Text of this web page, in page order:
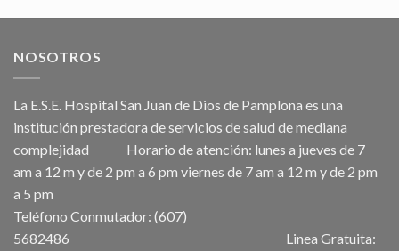
NOSOTROS
La E.S.E. Hospital San Juan de Dios de Pamplona es una
institución prestadora de servicios de salud de mediana
complejidad Horario de atención: lunes a jueves de 7
am a 12 m y de 2 pm a 6 pm viernes de 7 am a 12 m y de 2 pm
a 5 pm
Teléfono Conmutador: (607)
5682486 Linea Gratuita: